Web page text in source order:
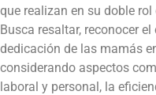
que realizan en su doble
Busca resaltar, reconocer
dedicación de las mamás
considerando aspectos
laboral y personal, la